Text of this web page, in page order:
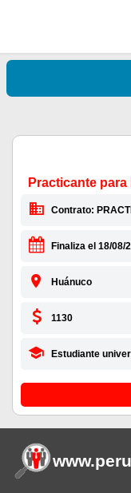
Practicante
Contrato:
Finaliza el 18/08/
Huánuco
1130
Estudiante